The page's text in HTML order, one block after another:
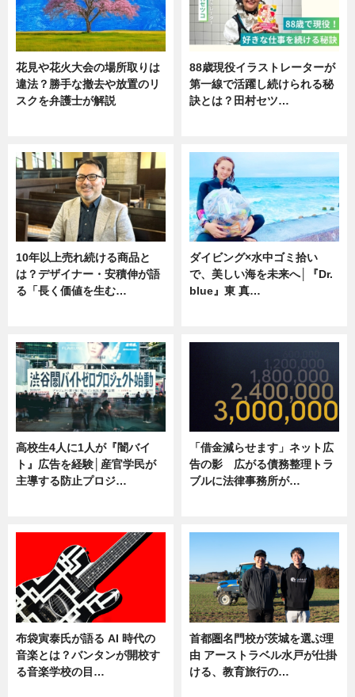
花見や花火大会の場所取りは
違法？勝手な撤去や放置のリ
スクを弁護士が解説
88歳現役イラストレーターが
第一線で活躍し続けられる秘
訣とは？田村セツ…
10年以上売れ続ける商品と
は？デザイナー・安積伸が語
る「長く価値を生む…
ダイビング×水中ゴミ拾い
で、美しい海を未来へ│『Dr.
blue』東 真…
高校生4人に1人が『闇バイ
ト』広告を経験│産官学民が
主導する防止プロジ…
「借金減らせます」ネット広
告の影 広がる債務整理トラ
ブルに法律事務所が…
布袋寅泰氏が語る AI 時代の
音楽とは？バンタンが開校す
る音楽学校の目…
首都圏名門校が茨城を選ぶ理
由 アーストラベル水戸が仕掛
ける、教育旅行の…